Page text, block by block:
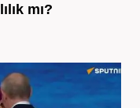
mı?